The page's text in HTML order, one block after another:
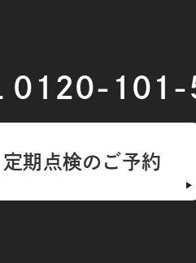
0120-101-
定期点検のご予約